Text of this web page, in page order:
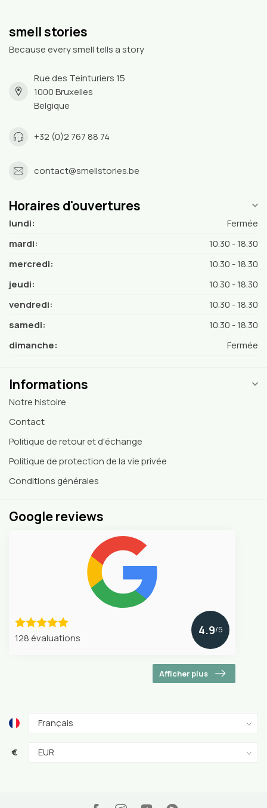
smell stories
Because every smell tells a story
Rue des Teinturiers 15
1000 Bruxelles
Belgique
+32 (0)2 767 88 74
contact@smellstories.be
Horaires d'ouvertures
lundi:
Fermée
mardi:
10.30 - 18.30
mercredi:
10.30 - 18.30
jeudi:
10.30 - 18.30
vendredi:
10.30 - 18.30
samedi:
10.30 - 18.30
dimanche:
Fermée
Informations
Notre histoire
Contact
Politique de retour et d'échange
Politique de protection de la vie privée
Conditions générales
Google reviews
128 évaluations
4.9/5
Afficher plus
€